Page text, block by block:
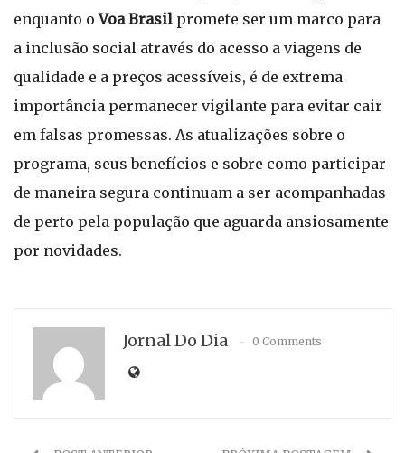
enquanto oVoa Brasil promete ser um marco para
a inclusão social através do acesso a viagens de
qualidade e a preços acessíveis, é de extrema
importância permanecer vigilante para evitar cair
em falsas promessas. As atualizações sobre o
programa, seus benefícios e sobre como participar
de maneira segura continuam a ser acompanhadas
de perto pela população que aguarda ansiosamente
por novidades.
Jornal Do Dia 0 Comments